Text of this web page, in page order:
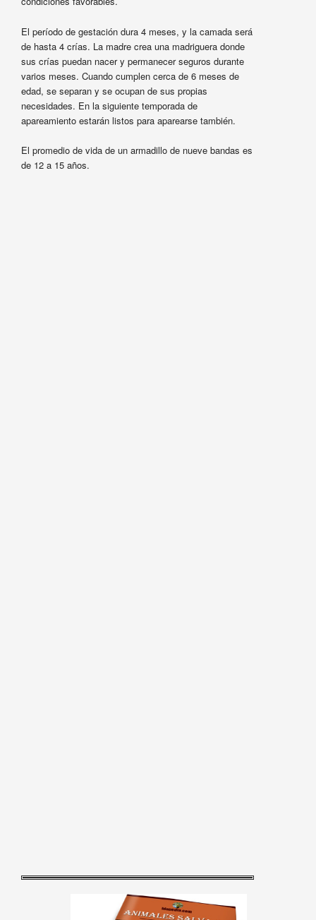
El período de gestación dura 4 meses, y la camada será
de hasta 4 crías. La madre crea una madriguera donde
sus crías puedan nacer y permanecer seguros durante
varios meses. Cuando cumplen cerca de 6 meses de
edad, se separan y se ocupan de sus propias
necesidades. En la siguiente temporada de
apareamiento estarán listos para aparearse también.
El promedio de vida de un armadillo de nueve bandas es
de 12 a 15 años.